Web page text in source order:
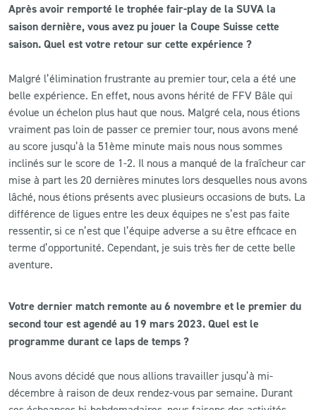
Après avoir remporté le trophée fair-play de la SUVA la
saison dernière, vous avez pu jouer la Coupe Suisse cette
saison. Quel est votre retour sur cette expérience ?
Malgré l’élimination frustrante au premier tour, cela a été une
belle expérience. En effet, nous avons hérité de FFV Bâle qui
évolue un échelon plus haut que nous. Malgré cela, nous étions
vraiment pas loin de passer ce premier tour, nous avons mené
au score jusqu’à la 51ème minute mais nous nous sommes
inclinés sur le score de 1-2. Il nous a manqué de la fraîcheur car
mise à part les 20 dernières minutes lors desquelles nous avons
lâché, nous étions présents avec plusieurs occasions de buts. La
différence de ligues entre les deux équipes ne s’est pas faite
ressentir, si ce n’est que l’équipe adverse a su être efficace en
terme d’opportunité. Cependant, je suis très fier de cette belle
aventure.
Votre dernier match remonte au 6 novembre et le premier du
second tour est agendé au 19 mars 2023. Quel est le
programme durant ce laps de temps ?
Nous avons décidé que nous allions travailler jusqu’à mi-
décembre à raison de deux rendez-vous par semaine. Durant